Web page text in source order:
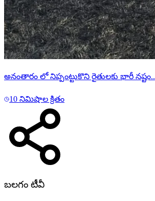
అనంతారం లో నిప్పంట్టుకొని రైతులకు భారీ నష్టం..
10 నిమిషాల క్రితం
బలగం టీవీ